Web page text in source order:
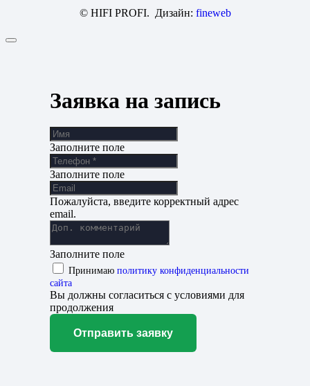
© HIFI PROFI. Дизайн: fineweb
Заявка на запись
Заполните поле
Заполните поле
Пожалуйста, введите корректный адрес
email.
Заполните поле
Принимаю политику конфиденциальности
сайта
Вы должны согласиться с условиями для
продолжения
Отправить заявку